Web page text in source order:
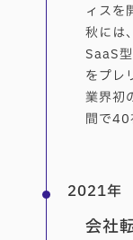
ィスを
秋には
SaaS
をプレ
業界初
間で40
会社
2021年